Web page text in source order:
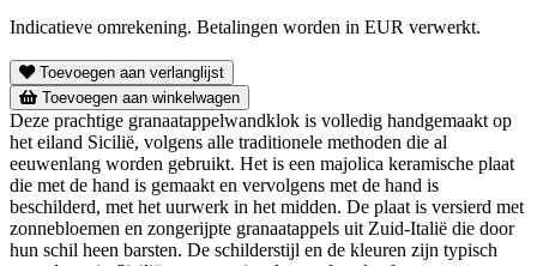
Indicatieve omrekening. Betalingen worden in EUR verwerkt.
Toevoegen aan verlanglijst
Toevoegen aan winkelwagen
Deze prachtige granaatappelwandklok is volledig handgemaakt op
het eiland Sicilië, volgens alle traditionele methoden die al
eeuwenlang worden gebruikt. Het is een majolica keramische plaat
die met de hand is gemaakt en vervolgens met de hand is
beschilderd, met het uurwerk in het midden. De plaat is versierd met
zonnebloemen en zongerijpte granaatappels uit Zuid-Italië die door
hun schil heen barsten. De schilderstijl en de kleuren zijn typisch